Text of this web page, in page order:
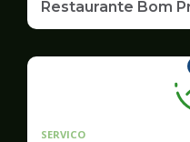
Restaurante Bom
SERVICO